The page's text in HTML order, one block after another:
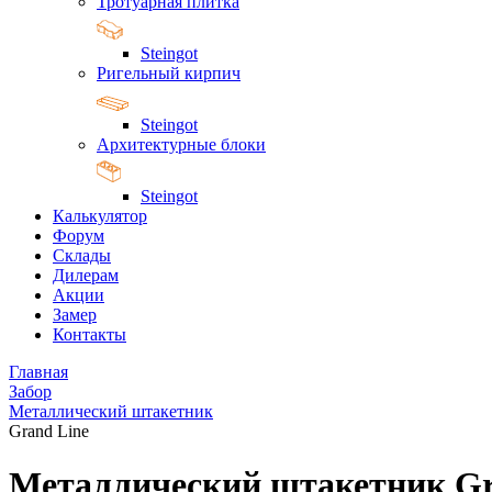
Steingot
Ригельный кирпич
Steingot
Архитектурные блоки
Steingot
Калькулятор
Форум
Склады
Дилерам
Акции
Замер
Контакты
Главная
Забор
Металлический штакетник
Grand Line